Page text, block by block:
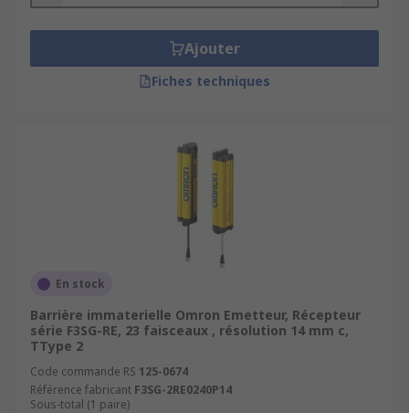
Ajouter
Fiches techniques
En stock
Barrière immaterielle Omron Emetteur, Récepteur
série F3SG-RE, 23 faisceaux , résolution 14 mm c,
TType 2
Code commande RS 125-0674
Référence fabricant F3SG-2RE0240P14
Sous-total (1 paire)